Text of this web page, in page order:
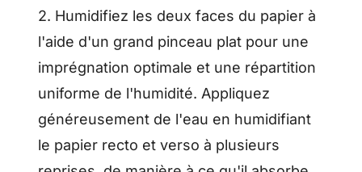
2. Humidifiez les deux faces du papier à
l'aide d'un grand pinceau plat pour une
imprégnation optimale et une répartition
uniforme de l'humidité. Appliquez
généreusement de l'eau en humidifiant
le papier recto et verso à plusieurs